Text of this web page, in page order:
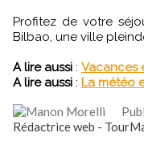
Profitez de votre
Bilbao, une ville
A lire aussi : Vacances
A lire aussi : La météo
Rédactrice web -